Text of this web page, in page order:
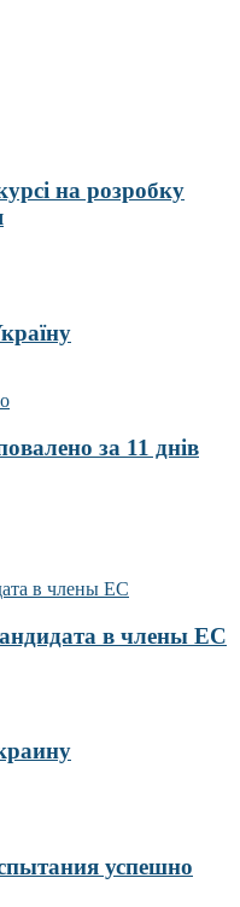
на розробку
за 11 днів
в члены ЕС
успешно